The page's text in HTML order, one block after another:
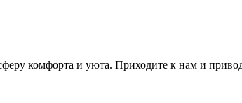
комфорта и уюта. Приходите к нам и